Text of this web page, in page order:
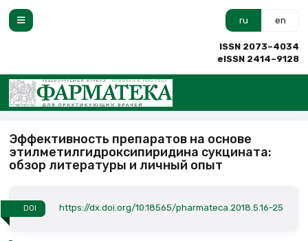
ru en
ISSN 2073–4034
eISSN 2414–9128
Эффективность препаратов на основе
этилметилгидроксипиридина сукцината:
обзор литературы и личный опыт
DOI https://dx.doi.org/10.18565/pharmateca.2018.5.16-25